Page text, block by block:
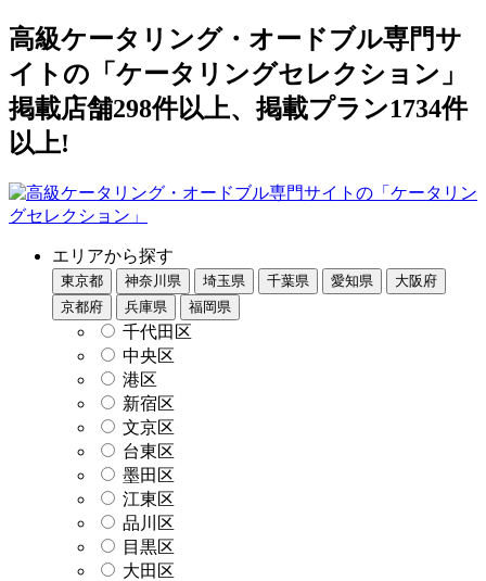
高級ケータリング・オードブル専門サ
イトの「ケータリングセレクション」
掲載店舗298件以上、掲載プラン1734件
以上!
エリアから探す
東京都 神奈川県 埼玉県 千葉県 愛知県
大阪府
京都府
兵庫県 福岡県
千代田区
中央区
港区
新宿区
文京区
台東区
墨田区
江東区
品川区
目黒区
大田区